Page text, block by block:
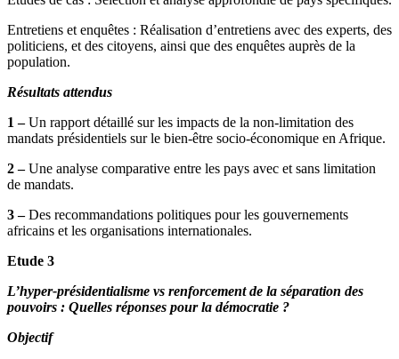
Entretiens et enquêtes : Réalisation d’entretiens avec des experts, des
politiciens, et des citoyens, ainsi que des enquêtes auprès de la
population.
Résultats attendus
1 –Un rapport détaillé sur les impacts de la non-limitation des
mandats présidentiels sur le bien-être socio-économique en Afrique.
2 –Une analyse comparative entre les pays avec et sans limitation
de mandats.
3 –Des recommandations politiques pour les gouvernements
africains et les organisations internationales.
Etude 3
L’hyper-présidentialisme vs renforcement de la séparation des
pouvoirs : Quelles réponses pour la démocratie ?
Objectif